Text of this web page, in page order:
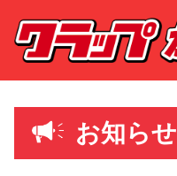
お知らせ